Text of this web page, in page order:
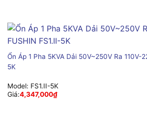
Ổn Áp 1 Pha 5KVA Dải 50V~250V Ra 110V-
5K
Model: FS1.II-5K
Giá:4,347,000₫